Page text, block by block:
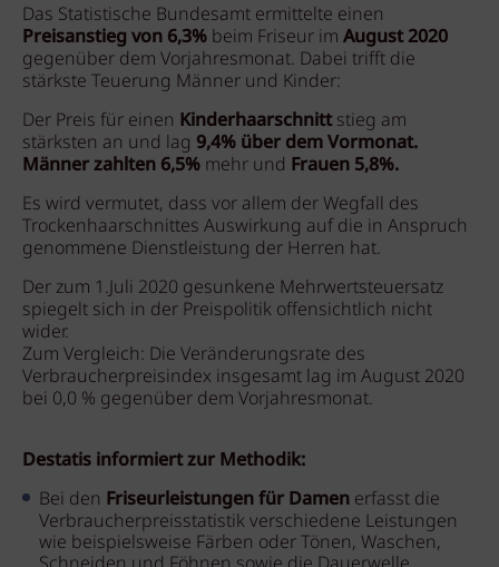
Das Statistische Bundesamt ermittelte einen
Preisanstieg von 6,3% beim Friseur im August 2020
gegenüber dem Vorjahresmonat. Dabei trifft die
stärkste Teuerung Männer und Kinder:
Der Preis für einen Kinderhaarschnittstieg am
stärksten an und lag 9,4% über dem Vormonat.
Männer zahlten 6,5% mehr und Frauen 5,8%.
Es wird vermutet, dass vor allem der Wegfall des
Trockenhaarschnittes Auswirkung auf die in Anspruch
genommene Dienstleistung der Herren hat.
Der zum 1.Juli 2020 gesunkene Mehrwertsteuersatz
spiegelt sich in der Preispolitik offensichtlich nicht
wider.
Zum Vergleich: Die Veränderungsrate des
Verbraucherpreisindex insgesamt lag im August 2020
bei 0,0 % gegenüber dem Vorjahresmonat.
Destatis informiert zur Methodik:
Bei den Friseurleistungen für Damen erfasst die
Verbraucherpreisstatistik verschiedene Leistungen
wie beispielsweise Färben oder Tönen, Waschen,